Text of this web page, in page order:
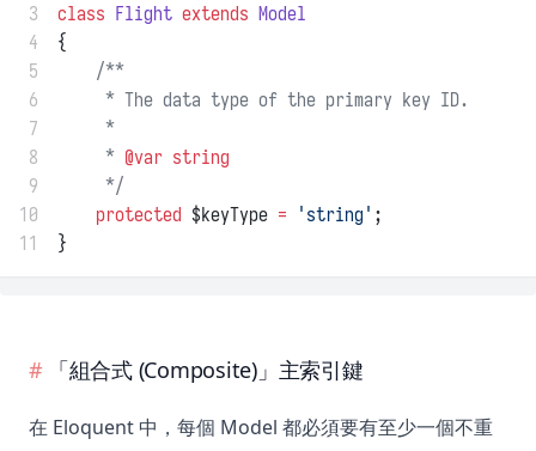
3
class Flight extends Model
4
{
5
/**
6
     * The data type of the primary key ID.
7
     *
8
     *
@var string
9
     */
10
protected $keyType = 'string' ;
11
}
「組合式 (Composite)」主索引鍵
在 Eloquent 中，每個 Model 都必須要有至少一個不重